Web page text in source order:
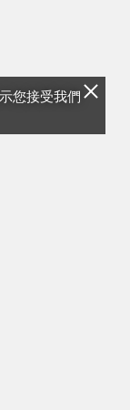
您接受我們